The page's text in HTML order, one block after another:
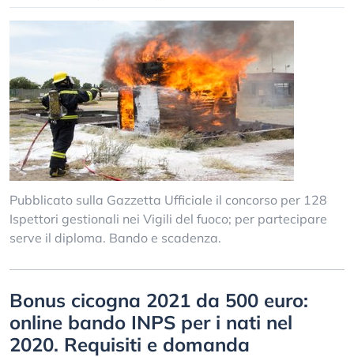
Pubblicato sulla Gazzetta Ufficiale il concorso per 128
Ispettori gestionali nei Vigili del fuoco; per partecipare
serve il diploma. Bando e scadenza.
Bonus cicogna 2021 da 500 euro:
online bando INPS per i nati nel
2020. Requisiti e domanda